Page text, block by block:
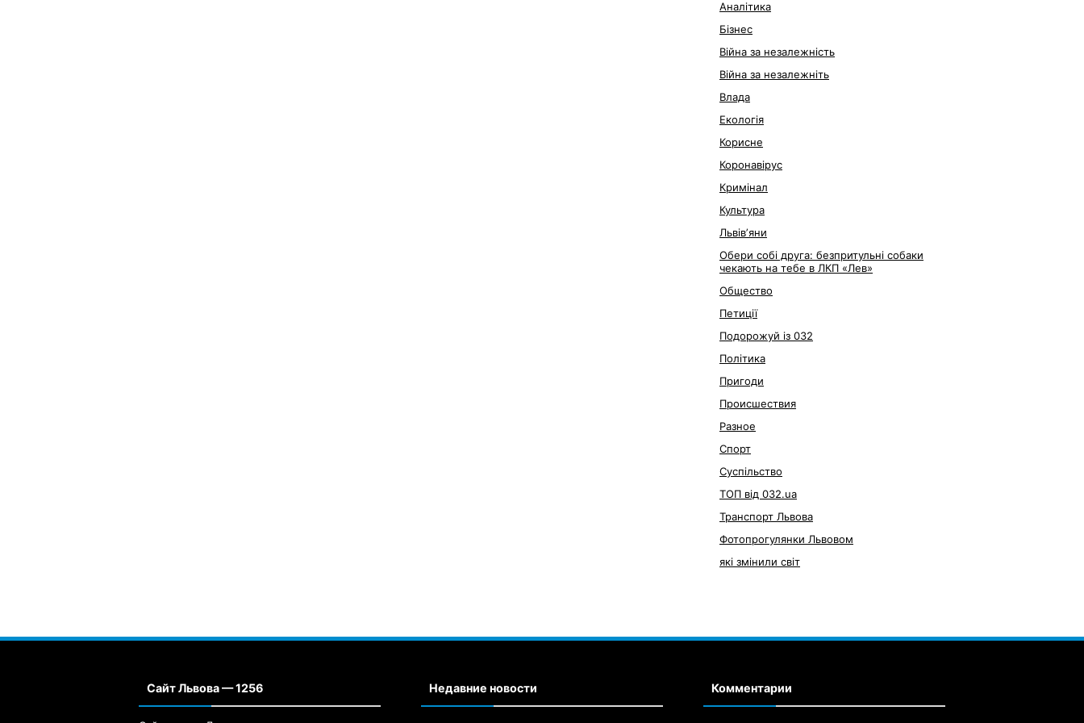
Аналітика
Бізнес
Війна за незалежність
Війна за незалежніть
Влада
Екологія
Корисне
Коронавірус
Кримінал
Культура
Львівʼяни
Обери собі друга: безпритульні собаки
чекають на тебе в ЛКП «Лев»
Общество
Петиції
Подорожуй із 032
Політика
Пригоди
Происшествия
Разное
Спорт
Суспільство
ТОП від 032.ua
Транспорт Львова
Фотопрогулянки Львовом
які змінили світ
Сайт Львова — 1256 Недавние новости Комментарии